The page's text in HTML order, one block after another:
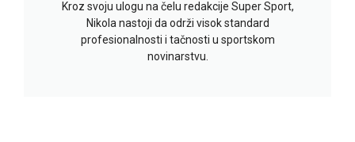
Kroz svoju ulogu na čelu redakcije Super Sport,
Nikola nastoji da održi visok standard
profesionalnosti i tačnosti u sportskom
novinarstvu.